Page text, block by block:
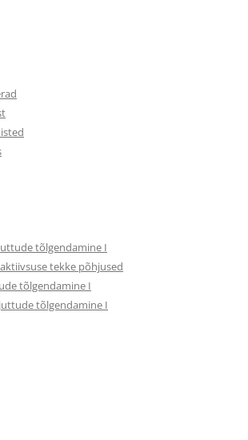
tõlgendamine I
tekke põhjused
tõlgendamine I
tõlgendamine I